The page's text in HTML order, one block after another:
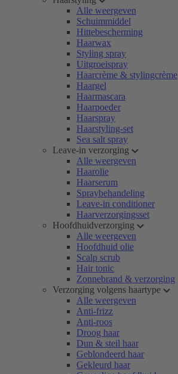
Alle weergeven
Schuimmiddel
Hittebescherming
Haarwax
Styling spray
Uitgroeispray
Haarcrème & stylingcrème
Haargel
Haarmascara
Haarpoeder
Haarspray
Haarstyling-set
Sea salt spray
Leave-in verzorging
Alle weergeven
Haarolie
Haarserum
Spraybehandeling
Leave-in conditioner
Haarverzorgingsset
Hoofdhuidverzorging
Alle weergeven
Hoofdhuid olie
Scalp scrub
Hair tonic
Zonnebrand & verzorging
Verzorging volgens haartype
Alle weergeven
Anti-frizz
Anti-roos
Droog haar
Dun & steil haar
Geblondeerd haar
Gekleurd haar